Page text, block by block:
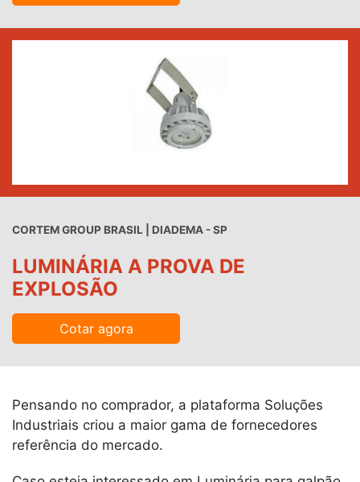
CORTEM GROUP BRASIL | DIADEMA - SP
LUMINÁRIA A PROVA DE
EXPLOSÃO
Cotar agora
Pensando no comprador, a plataforma Soluções
Industriais criou a maior gama de fornecedores
referência do mercado.